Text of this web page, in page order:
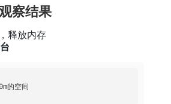
察结果
释放内存
的空间